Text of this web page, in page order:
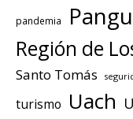
pandemia
Región de
Santo Tomás
turismo Uach